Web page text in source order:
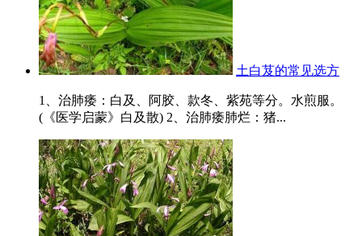
土白芨的常见选方
1、治肺痿：白及、阿胶、款冬、紫苑等分。水煎服。
(《医学启蒙》白及散) 2、治肺痿肺烂：猪...